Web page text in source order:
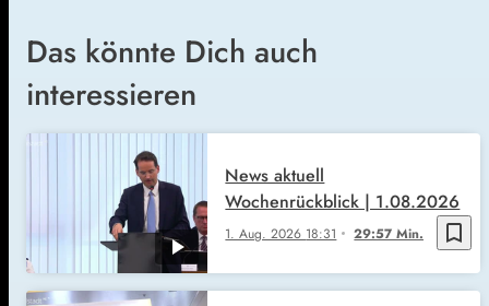
Das könnte Dich auch
interessieren
bookmark_border
1. Aug. 2026 18:31 29:57 Min.
News aktuell
Wochenrückblick | 1.08.2026